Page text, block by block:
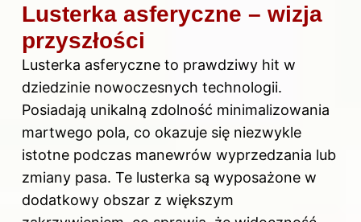
Lusterka asferyczne – wizja
przyszłości
Lusterka asferyczne to prawdziwy hit w
dziedzinie nowoczesnych technologii.
Posiadają unikalną zdolność minimalizowania
martwego pola, co okazuje się niezwykle
istotne podczas manewrów wyprzedzania lub
zmiany pasa. Te lusterka są wyposażone w
dodatkowy obszar z większym